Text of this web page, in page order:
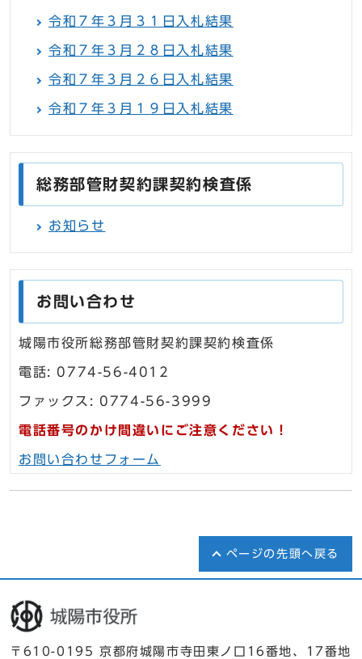
令和７年３月３１日入札結果
令和７年３月２８日入札結果
令和７年３月２６日入札結果
令和７年３月１９日入札結果
総務部管財契約課契約検査係
お知らせ
お問い合わせ
城陽市役所総務部管財契約課契約検査係
電話: 0774-56-4012
ファックス: 0774-56-3999
電話番号のかけ間違いにご注意ください！
お問い合わせフォーム
ページの先頭へ戻る
〒610-0195 京都府城陽市寺田東ノ口16番地、17番地